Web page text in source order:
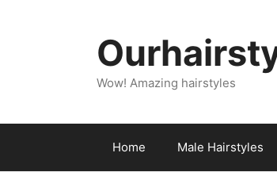
Wow! Amazing hairstyles
Home Male Hairstyles